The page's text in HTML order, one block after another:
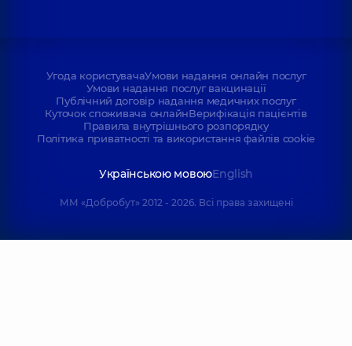
Угода користувачаУмови надання онлайн послуг
Умови надання послуг вакцинації
Публічний договір надання медичних послуг
Куточок споживача онлайнВерифікація пацієнтів
Правила внутрішнього розпорядку
Політика приватності та використання файлів cookie
Українською мовоюEnglish
ММ «Добробут» 2012 - 2026. Всі права захищені